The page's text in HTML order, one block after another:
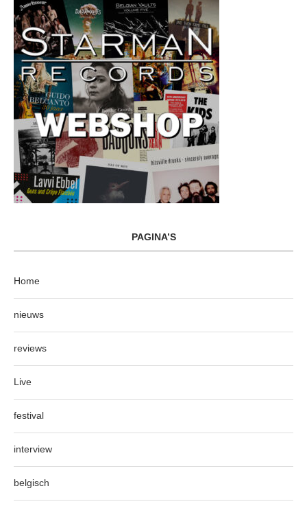
PAGINA’S
Home
nieuws
reviews
Live
festival
interview
belgisch